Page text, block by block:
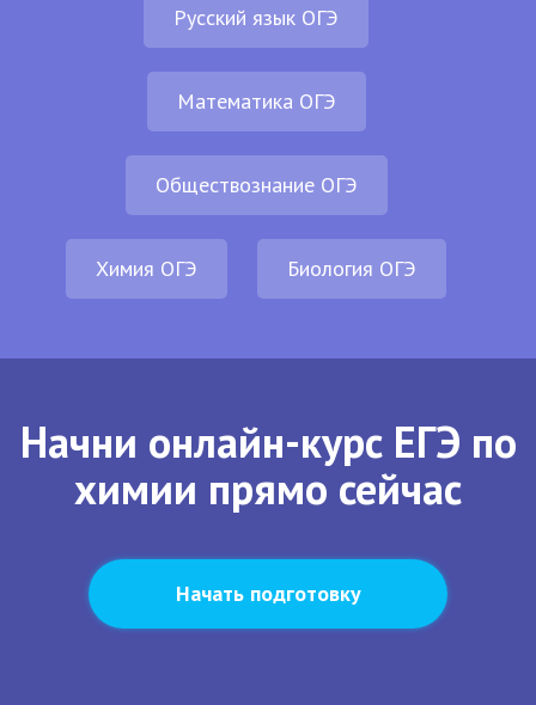
Русский язык ОГЭ
Математика ОГЭ
Обществознание ОГЭ
Химия ОГЭ Биология ОГЭ
Начни онлайн-курс ЕГЭ по
химии прямо сейчас
Начать подготовку